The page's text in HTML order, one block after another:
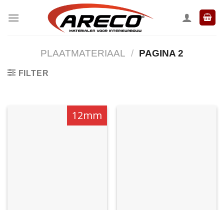
naar
PLAATMATERIAAL / PAGINA 2
FILTER
12mm